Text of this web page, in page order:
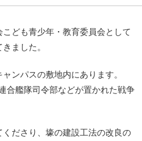
ども青少年・教育委員会として
ました。
ンパスの敷地内にあります。
合艦隊司令部などが置かれた戦争
ださり、壕の建設工法の改良の